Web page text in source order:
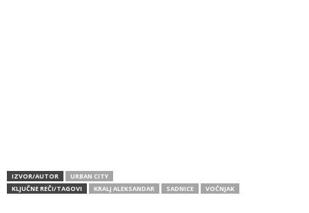
IZVOR/AUTOR
URBAN CITY
KLJUČNE REČI/TAGOVI
KRALJ ALEKSANDAR SADNICE VOĆNJAK